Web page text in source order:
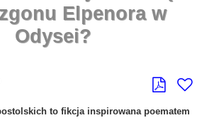
Elpenora w
Odysei?
to fikcja inspirowana poematem